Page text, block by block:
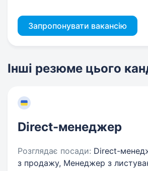
Запропонувати вакансію
Інші резюме цього
Direct-менеджер
Розглядає посади: Direct-
з продажу, Менеджер з